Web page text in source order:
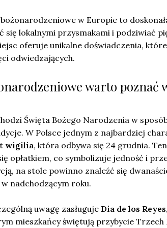
w Europie to
się lokalnymi przysmakami i podziwiać
oferuje unikalne doświadczenia,
odwiedzających.
warto poznać
Święta Bożego Narodzenia w
W Polsce jednym z najbardziej
wigilia, która odbywa się 24 grudnia.
opłatkiem, co symbolizuje jedność i
na stole powinno znaleźć się
nadchodzącym roku.
uwagę zasługuje Día de los Reyes
mieszkańcy świętują przybycie Trzech